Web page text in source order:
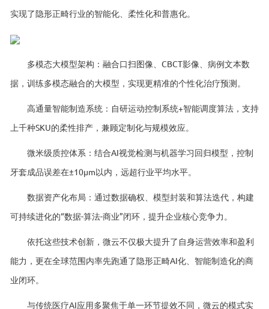
实现了隐形正畸行业的智能化、柔性化和普惠化。
多模态大模型架构：融合口扫图像、CBCT影像、病例文本数
据，训练多模态融合的大模型，实现更精准的个性化治疗预测。
高通量智能制造系统：自研运动控制系统+智能调度算法，支持
上千种SKU的柔性排产，兼顾定制化与规模效应。
微米级质控体系：结合AI视觉检测与机器学习回归模型，控制
牙套成品误差在±10μm以内，远超行业平均水平。
数据资产化布局：通过数据确权、模型封装和算法迭代，构建
可持续进化的“数据-算法-商业”闭环，提升企业核心竞争力。
依托这些技术创新，微云不仅极大提升了自身运营效率和盈利
能力，更在全球范围内率先跑通了隐形正畸AI化、智能制造化的商
业闭环。
与传统医疗AI应用多聚焦于单一环节提效不同，微云的模式实